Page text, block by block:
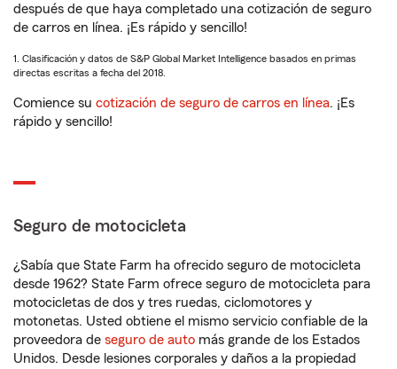
después de que haya completado una cotización de seguro
de carros en línea. ¡Es rápido y sencillo!
1. Clasificación y datos de S&P Global Market Intelligence basados en primas
directas escritas a fecha del 2018.
Comience su cotización de seguro de carros en línea. ¡Es
rápido y sencillo!
Seguro de motocicleta
¿Sabía que State Farm ha ofrecido seguro de motocicleta
desde 1962? State Farm ofrece seguro de motocicleta para
motocicletas de dos y tres ruedas, ciclomotores y
motonetas. Usted obtiene el mismo servicio confiable de la
proveedora de seguro de auto más grande de los Estados
Unidos. Desde lesiones corporales y daños a la propiedad